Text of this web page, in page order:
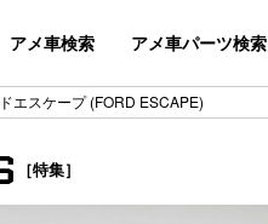
アメ車検索 アメ車パーツ検索
エスケープ (FORD ESCAPE)
［特集］